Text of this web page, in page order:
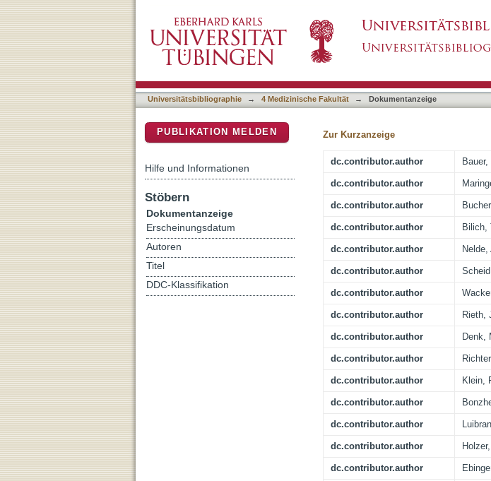
The oncogenic fusion protein DNAJB1-PRKACA
immunotherapy in fibrolamellar hepatocellular
Universitätsbibliographie → 4 Medizinische Fakultät → Dokumentanzeige
Zur Kurzanzeige
dc.contributor.author
dc.contributor.author
dc.contributor.author
dc.contributor.author Bilich,
dc.contributor.author
dc.contributor.author
dc.contributor.author
dc.contributor.author Rieth,
dc.contributor.author Denk,
dc.contributor.author
dc.contributor.author Klein,
dc.contributor.author
dc.contributor.author
dc.contributor.author
dc.contributor.author
PUBLIKATION MELDEN
Hilfe und Informationen
Stöbern
Dokumentanzeige
Erscheinungsdatum
Autoren
Titel
DDC-Klassifikation